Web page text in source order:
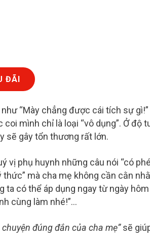
ĐÃI
“Mày chẳng được cái tích sự
mình chỉ là loại “vô dụng”. Ở độ
sẽ gây tổn thương rất lớn.
vị phụ huynh những câu nói “có
mà cha mẹ không cần cằn
ta có thể áp dụng ngay từ ngày hôm
cùng làm nhé!”…
đúng đắn của cha mẹ”sẽ